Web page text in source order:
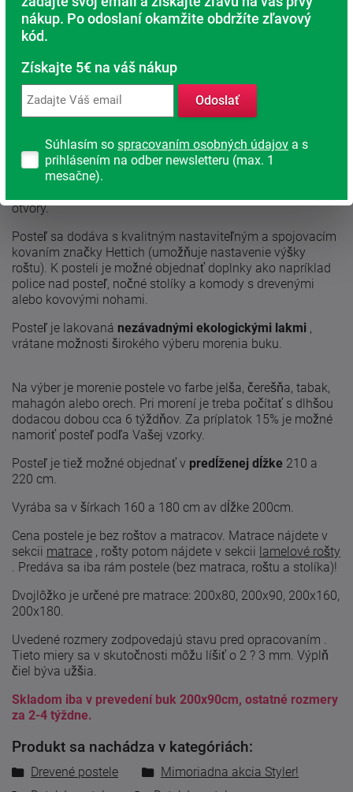
Rodinná firma
Popis produktu
Posteľ Nela sa vyrába vprevedení buk-cinkalebo dub so
štruktúrou dreva moderného parketového designu. Posteľ
sa vyrába zbukového
otvory.
Posteľ sa dodáva s kvalitným nastaviteľným a spojovacím
kovaním značky Hettich (umožňuje nastavenie výšky
roštu). K posteli je možné objednať doplnky ako napríklad
police nad posteľ, nočné stolíky a komody s drevenými
alebo kovovými nohami.
Posteľ je lakovaná nezávadnými ekologickými lakmi ,
vrátane možnosti širokého výberu morenia buku.
Na výber je morenie postele vo farbe jelša, čerešňa, tabak,
mahagón alebo orech. Pri morení je treba počítať s dlhšou
dodacou dobou cca 6 týždňov. Za príplatok 15% je možné
namoriť posteľ podľa Vašej vzorky.
Posteľ je tiež možné objednať v predĺženej dĺžke 210 a
220 cm.
Vyrába sa v šírkach 160 a 180 cm av dĺžke 200cm.
Cena postele je bez roštov a matracov. Matrace nájdete v
sekcii matrace , rošty potom nájdete v sekcii lamelové rošty
. Predáva sa iba rám postele (bez matraca, roštu a stolíka)!
Dvojlôžko je určené pre matrace: 200x80, 200x90, 200x160,
200x180.
Uvedené rozmery zodpovedajú stavu pred opracovaním .
Tieto miery sa v skutočnosti môžu líšiť o 2 ? 3 mm. Výplň
čiel býva užšia.
Skladom iba v prevedení buk 200x90cm, ostatné rozmery
za 2-4 týždne.
Produkt sa nachádza v kategóriách:
Drevené postele
Mimoriadna akcia Styler!
nákup. Po odoslaní okamžite obdržíte zľavový
kód.
Získajte 5€ na váš nákup
Odoslať
Súhlasím so spracovaním osobných údajov a s
prihlásením na odber newsletteru (max. 1
mesačne).